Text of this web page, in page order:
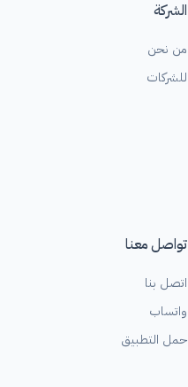
الشركة
من نحن
للشركات
تواصل معنا
اتصل بنا
واتساب
حمل التطبيق